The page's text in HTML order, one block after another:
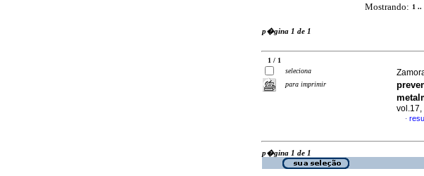
Mostrando: 1 ..
p�gina 1 de 1
1 / 1
seleciona
para imprimir
vol.17,
·
p�gina 1 de 1